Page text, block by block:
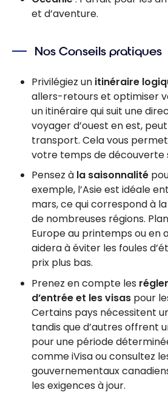
et d’aventure.
Nos Conseils pratiques
Privilégiez un itinéraire
allers-retours et optimiser
un itinéraire qui suit une
voyager d’ouest en est,
transport. Cela vous
votre temps de découverte
Pensez à la saisonnalité
exemple, l’Asie est idéale
mars, ce qui correspond à
de nombreuses régions.
Europe au printemps ou en
aidera à éviter les foules
prix plus bas.
Prenez en compte les
d’entrée et les visas pour
Certains pays nécessitent
tandis que d’autres offrent
pour une période
comme iVisa ou consultez
gouvernementaux
les exigences à jour.